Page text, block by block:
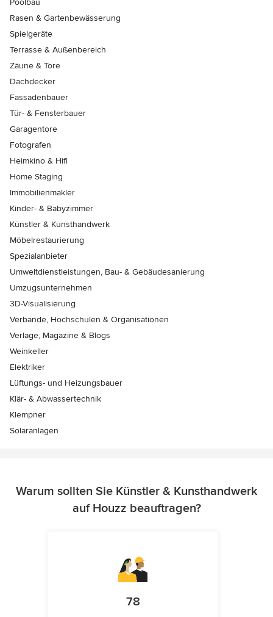
Poolbau
Rasen & Gartenbewässerung
Spielgeräte
Terrasse & Außenbereich
Zäune & Tore
Dachdecker
Fassadenbauer
Tür- & Fensterbauer
Garagentore
Fotografen
Heimkino & Hifi
Home Staging
Immobilienmakler
Kinder- & Babyzimmer
Künstler & Kunsthandwerk
Möbelrestaurierung
Spezialanbieter
Umweltdienstleistungen, Bau- & Gebäudesanierung
Umzugsunternehmen
3D-Visualisierung
Verbände, Hochschulen & Organisationen
Verlage, Magazine & Blogs
Weinkeller
Elektriker
Lüftungs- und Heizungsbauer
Klär- & Abwassertechnik
Klempner
Solaranlagen
Warum sollten Sie Künstler & Kunsthandwerk
auf Houzz beauftragen?
78